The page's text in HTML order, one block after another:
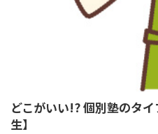
どこがいい!? 個別塾のタ
生】